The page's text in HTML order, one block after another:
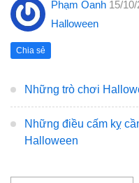
Phạm Oanh 15/
Halloween
Chia sẻ
Những trò chơi
Những điều cấm kỵ
Halloween